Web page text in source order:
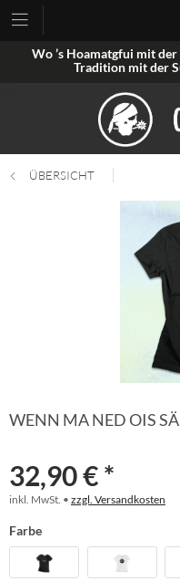
Wo ’s Hoamatgfui mit
Tradition mit der
ÜBERSICHT
WENN MA NED OIS
32,90 € *
inkl. MwSt. • zzgl. Versandkosten
Farbe